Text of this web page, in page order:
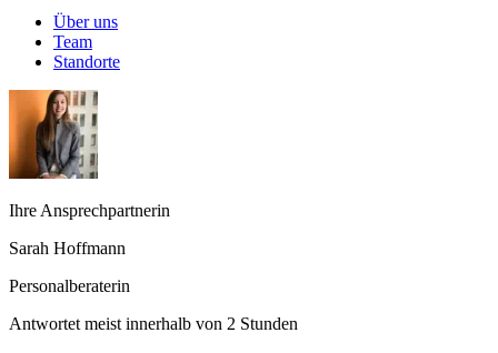
Über uns
Team
Standorte
Ihre Ansprechpartnerin
Sarah Hoffmann
Personalberaterin
Antwortet meist innerhalb von 2 Stunden